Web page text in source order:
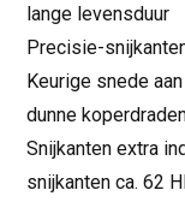
lange levensduur
Precisie-
Keurige snede
dunne
Snijkanten extra
snijkanten ca. 62